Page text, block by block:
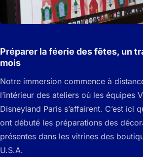
Préparer la féerie des fêtes, un
mois
Notre immersion commence à
l’intérieur des ateliers où les équipes
Disneyland Paris s’affairent. C’est ici
ont débuté les préparations des
présentes dans les vitrines des
U.S.A.